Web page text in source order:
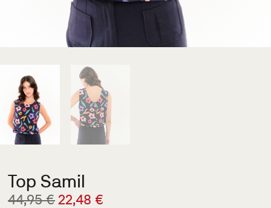
Top Samil
44,95€ 22,48 €